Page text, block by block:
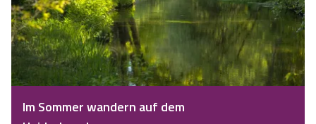
Im Sommer wandern auf dem